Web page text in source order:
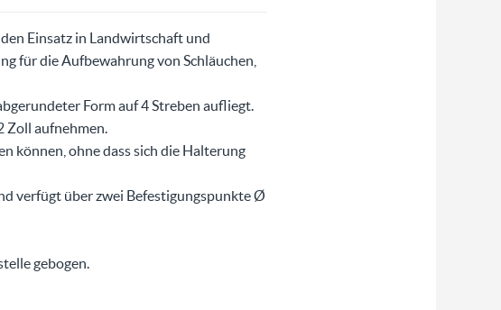
Einsatz in Landwirtschaft und
für die Aufbewahrung von Schläuchen,
Form auf 4 Streben aufliegt.
Zoll aufnehmen.
können, ohne dass sich die Halterung
verfügt über zwei Befestigungspunkte Ø
gebogen.